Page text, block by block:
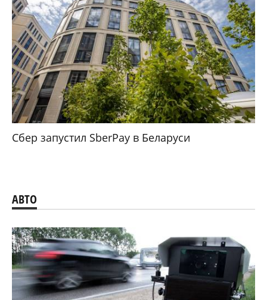
Сбер запустил SberPay в Беларуси
АВТО